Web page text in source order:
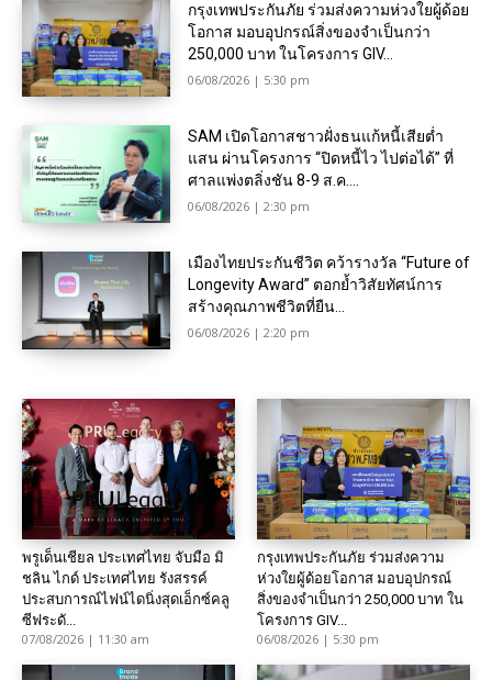
กรุงเทพประกันภัย ร่วมส่งความห่วงใยผู้ด้อย
โอกาส มอบอุปกรณ์สิ่งของจำเป็นกว่า
250,000 บาท ในโครงการ GIV...
06/08/2026 | 5:30 pm
SAM เปิดโอกาสชาวฝั่งธนแก้หนี้เสียต่ำ
แสน ผ่านโครงการ “ปิดหนี้ไว ไปต่อได้” ที่
ศาลแพ่งตลิ่งชัน 8-9 ส.ค....
06/08/2026 | 2:30 pm
เมืองไทยประกันชีวิต คว้ารางวัล “Future of
Longevity Award” ตอกย้ำวิสัยทัศน์การ
สร้างคุณภาพชีวิตที่ยืน...
06/08/2026 | 2:20 pm
พรูเด็นเชียล ประเทศไทย จับมือ มิ
ชลิน ไกด์ ประเทศไทย รังสรรค์
ประสบการณ์ไฟน์ไดนิ่งสุดเอ็กซ์คลู
ซีฟระดั...
07/08/2026 | 11:30 am
กรุงเทพประกันภัย ร่วมส่งความ
ห่วงใยผู้ด้อยโอกาส มอบอุปกรณ์
สิ่งของจำเป็นกว่า 250,000 บาท ใน
โครงการ GIV...
06/08/2026 | 5:30 pm